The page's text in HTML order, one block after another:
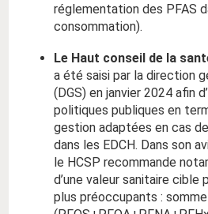
réglementation des PFAS
consommation).
Le Haut conseil de la
a été saisi par la direction
(DGS) en janvier 2024 afin
politiques publiques en
gestion adaptées en cas
dans les EDCH. Dans son
le HCSP recommande
d’une valeur sanitaire cible
plus préoccupants :